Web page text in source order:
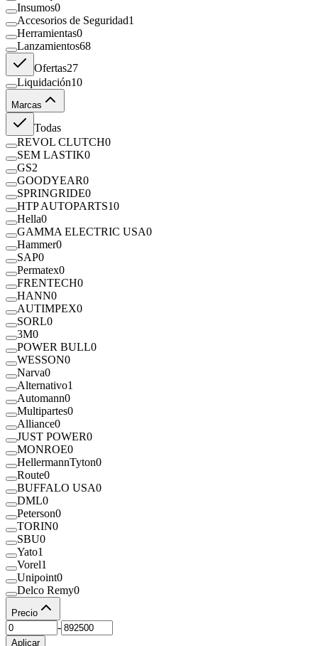
Insumos0
Accesorios de Seguridad1
Herramientas0
Lanzamientos68
Ofertas27
Liquidación10
Marcas
Todas
REVOL CLUTCH0
SEM LASTIK0
GS2
GOODYEAR0
SPRINGRIDE0
HTP AUTOPARTS10
Hella0
GAMMA ELECTRIC USA0
Hammer0
SAP0
Permatex0
FRENTECH0
HANN0
AUTIMPEX0
SORL0
3M0
POWER BULL0
WESSON0
Narva0
Alternativo1
Automann0
Multipartes0
Alliance0
JUST POWER0
MONROE0
HellermannTyton0
Route0
BUFFALO USA0
DML0
Peterson0
TORIN0
SBU0
Yato1
Vorel1
Unipoint0
Delco Remy0
Precio
-
Aplicar